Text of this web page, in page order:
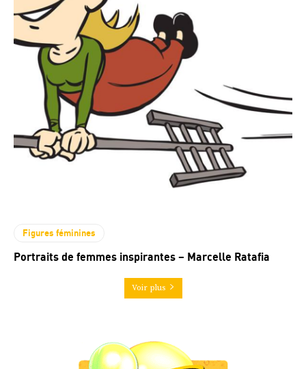
Figures féminines
Portraits de femmes inspirantes – Marcelle Ratafia
Voir plus